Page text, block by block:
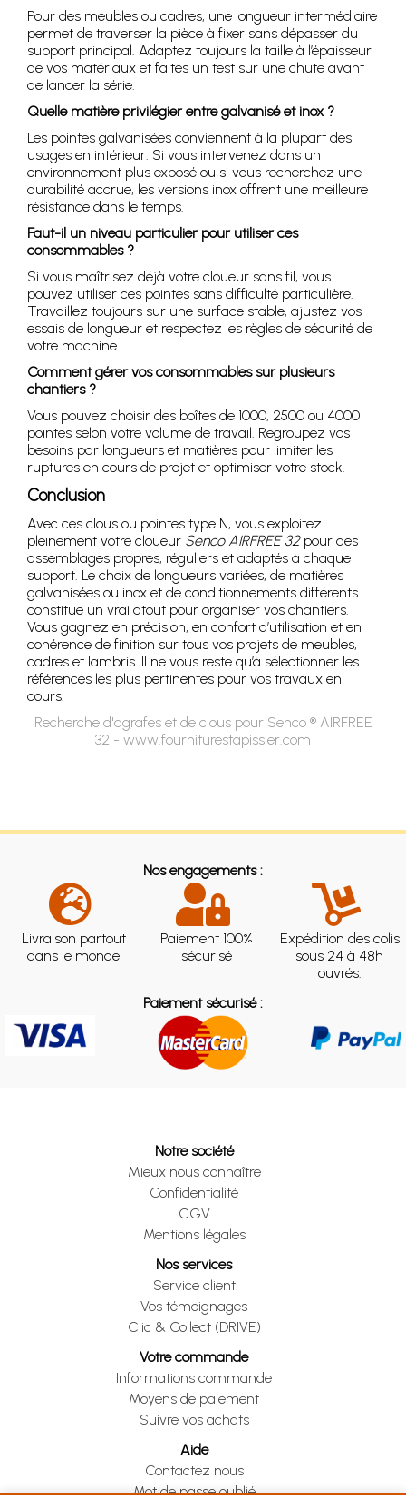
Pour des meubles ou cadres, une longueur intermédiaire
permet de traverser la pièce à fixer sans dépasser du
support principal. Adaptez toujours la taille à l’épaisseur
de vos matériaux et faites un test sur une chute avant
de lancer la série.
Quelle matière privilégier entre galvanisé et inox ?
Les pointes galvanisées conviennent à la plupart des
usages en intérieur. Si vous intervenez dans un
environnement plus exposé ou si vous recherchez une
durabilité accrue, les versions inox offrent une meilleure
résistance dans le temps.
Faut-il un niveau particulier pour utiliser ces
consommables ?
Si vous maîtrisez déjà votre cloueur sans fil, vous
pouvez utiliser ces pointes sans difficulté particulière.
Travaillez toujours sur une surface stable, ajustez vos
essais de longueur et respectez les règles de sécurité de
votre machine.
Comment gérer vos consommables sur plusieurs
chantiers ?
Vous pouvez choisir des boîtes de 1000, 2500 ou 4000
pointes selon votre volume de travail. Regroupez vos
besoins par longueurs et matières pour limiter les
ruptures en cours de projet et optimiser votre stock.
Conclusion
Avec ces clous ou pointes type N, vous exploitez
pleinement votre cloueur Senco AIRFREE 32pour des
assemblages propres, réguliers et adaptés à chaque
support. Le choix de longueurs variées, de matières
galvanisées ou inox et de conditionnements différents
constitue un vrai atout pour organiser vos chantiers.
Vous gagnez en précision, en confort d’utilisation et en
cohérence de finition sur tous vos projets de meubles,
cadres et lambris. Il ne vous reste qu’à sélectionner les
références les plus pertinentes pour vos travaux en
cours.
Recherche d'agrafes et de clous pour Senco ® AIRFREE
32 - www.fourniturestapissier.com
Nos engagements :
Livraison partout
dans le monde
Paiement 100%
sécurisé
Expédition des colis
sous 24 à 48h
ouvrés.
Paiement sécurisé :
Notre société
Mieux nous connaître
Confidentialité
CGV
Mentions légales
Nos services
Service client
Vos témoignages
Clic & Collect (DRIVE)
Votre commande
Informations commande
Moyens de paiement
Suivre vos achats
Aide
Contactez nous
Mot de passe oublié